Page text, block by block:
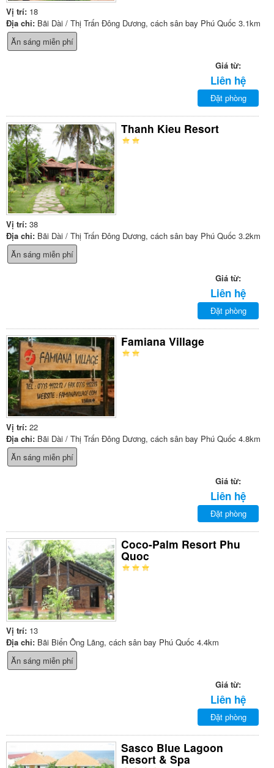
Vị trí: 18
Địa chỉ: Bãi Dài / Thị Trấn Đông Dương, cách sân bay Phú Quốc 3.1km
Ăn sáng miễn phí
Giá từ:
Liên hệ
Đặt phòng
Thanh Kieu Resort
Vị trí: 38
Địa chỉ: Bãi Dài / Thị Trấn Đông Dương, cách sân bay Phú Quốc 3.2km
Ăn sáng miễn phí
Giá từ:
Liên hệ
Đặt phòng
Famiana Village
Vị trí: 22
Địa chỉ: Bãi Dài / Thị Trấn Đông Dương, cách sân bay Phú Quốc 4.8km
Ăn sáng miễn phí
Giá từ:
Liên hệ
Đặt phòng
Coco-Palm Resort Phu
Quoc
Vị trí: 13
Địa chỉ: Bãi Biển Ông Lãng, cách sân bay Phú Quốc 4.4km
Ăn sáng miễn phí
Giá từ:
Liên hệ
Đặt phòng
Sasco Blue Lagoon
Resort & Spa